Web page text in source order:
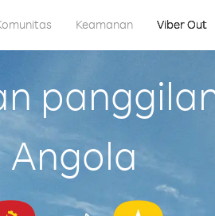
Keamanan Viber Out
Angola